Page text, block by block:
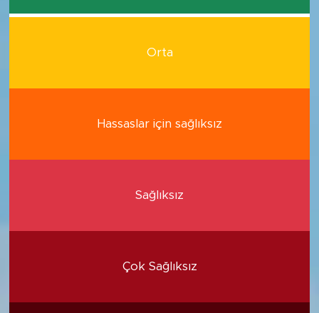
Orta
Hassaslar için sağlıksız
Sağlıksız
Çok Sağlıksız